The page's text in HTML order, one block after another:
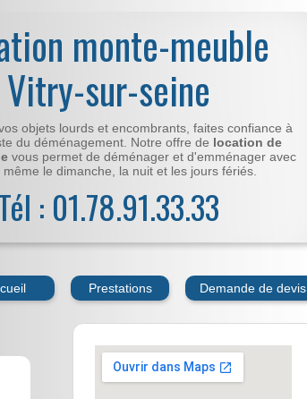
monte-meuble
Vitry-sur-seine
objets lourds et encombrants, faites confiance à
du déménagement. Notre offre de location de
vous permet de déménager et d'emménager avec
même le dimanche, la nuit et les jours fériés.
: 01.78.91.33.33
Prestations Demande de devis